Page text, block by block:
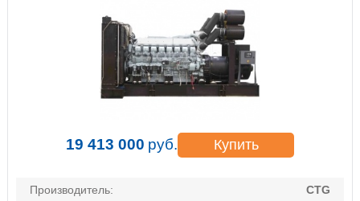
19 413 000 руб. Купить
Производитель:
CTG